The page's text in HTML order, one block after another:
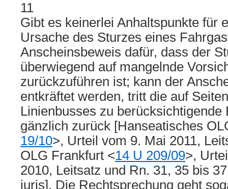
11
Gibt es keinerlei Anhaltspunkte für
Ursache des Sturzes eines
Anscheinsbeweis dafür, dass der
überwiegend auf mangelnde
zurückzuführen ist; kann der
entkräftet werden, tritt die auf
Linienbusses zu berücksichtigende
gänzlich zurück [Hanseatisches
19/10>, Urteil vom 9. Mai 2011,
OLG Frankfurt <14 U 209/09>,
2010, Leitsatz und Rn. 31, 35 bis
juris]. Die Rechtsprechung geht